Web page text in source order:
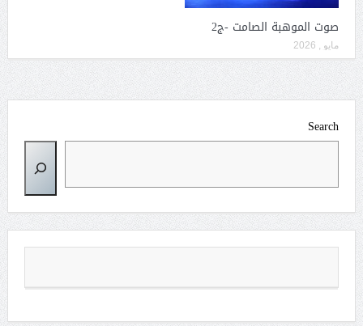
صوت الموهبة الصامت -ج2
مايو , 2026
Search